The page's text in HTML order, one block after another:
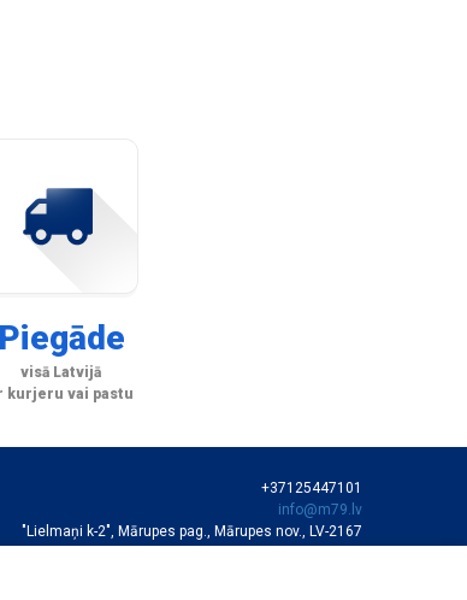
Piegāde
visā Latvijā
kurjeru vai pastu
+37125447101
info@m79.lv
"Lielmaņi k-2", Mārupes pag., Mārupes nov., LV-2167